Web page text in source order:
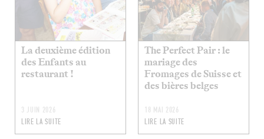
La deuxième édition
des Enfants au
restaurant !
3 JUIN 2026
LIRE LA SUITE
The Perfect Pair : le
mariage des
Fromages de Suisse et
des bières belges
18 MAI 2026
LIRE LA SUITE